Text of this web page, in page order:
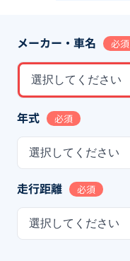
メーカー・車名 必須
選択してください
年式 必須
選択してください
走行距離 必須
選択してください